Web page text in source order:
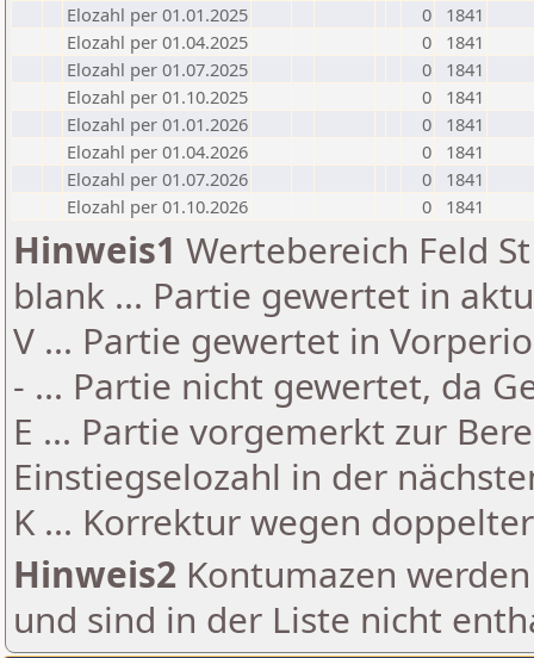
Elozahl per 01.01.2025
0
1841
Elozahl per 01.04.2025
0
1841
Elozahl per 01.07.2025
0
1841
Elozahl per 01.10.2025
0
1841
Elozahl per 01.01.2026
0
1841
Elozahl per 01.04.2026
0
1841
Elozahl per 01.07.2026
0
1841
Elozahl per 01.10.2026
0 1841
Hinweis1 Wertebereich Feld
blank ... Partie gewertet in
V ... Partie gewertet in
- ... Partie nicht gewertet, da
E ... Partie vorgemerkt zur
Einstiegselozahl in der
K ... Korrektur wegen
Hinweis2 Kontumazen
und sind in der Liste nicht